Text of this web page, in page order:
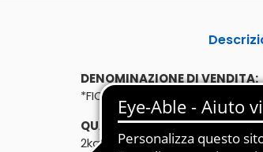
DENOMINAZIONE DI VENDITA:
*FIORDILATTE
QUANTITÀ:
2kg